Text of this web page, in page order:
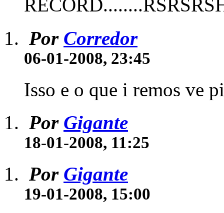
Por Corredor
06-01-2008, 23:45
Isso e o que i remos ve
Por Gigante
18-01-2008, 11:25
Por Gigante
19-01-2008, 15:00